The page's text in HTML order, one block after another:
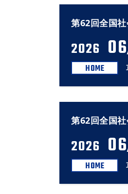
第62回全国
2026
HOME
第62回全国
2026
HOME